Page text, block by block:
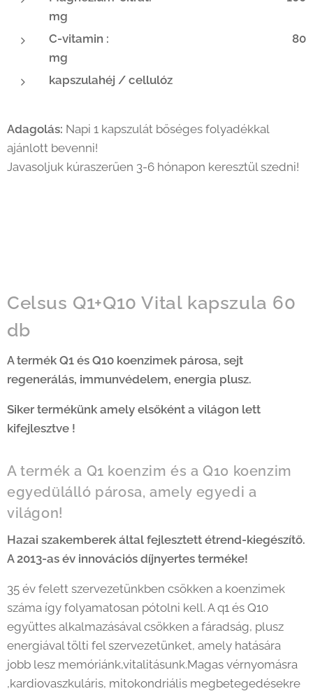
mg
C-vitamin : 80
mg
kapszulahéj / cellulóz
Adagolás: Napi 1 kapszulát bőséges folyadékkal
ajánlott bevenni!
Javasoljuk kúraszerűen 3-6 hónapon keresztül szedni!
Celsus Q1+Q10 Vital kapszula 60
db
A termék Q1 és Q10 koenzimek párosa, sejt
regenerálás, immunvédelem, energia plusz.
Siker termékünk amely elsőként a világon lett
kifejlesztve !
A termék a Q1 koenzim és a Q10 koenzim
egyedülálló párosa, amely egyedi a
világon!
Hazai szakemberek által fejlesztett étrend-kiegészítő.
A 2013-as év innovációs díjnyertes terméke!
35 év felett szervezetünkben csökken a koenzimek
száma így folyamatosan pótolni kell. A q1 és Q10
együttes alkalmazásával csökken a fáradság, plusz
energiával tölti fel szervezetünket, amely hatására
jobb lesz memóriánk,vitalitásunk.Magas vérnyomásra
,kardiovaszkuláris, mitokondriális megbetegedésekre